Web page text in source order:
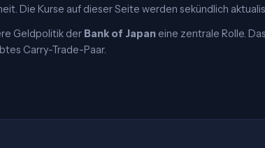
Die Kurse auf dieser Seite werden sekündlich
Geldpolitik der Bank of Japan eine zentrale Rolle.
Carry-Trade-Paar.